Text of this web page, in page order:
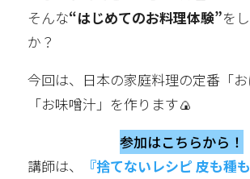
そんな“はじめてのお料理体験”を
か？
今回は、日本の家庭料理の定番「
「お味噌汁」を作ります🍙
参加はこちらから！
講師は、
『捨てないレシピ 皮も種